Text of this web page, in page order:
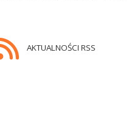
AKTUALNOŚCI RSS